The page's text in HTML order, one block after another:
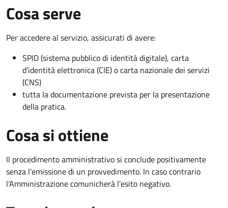
Cosa serve
Per accedere al servizio, assicurati di avere:
SPID (sistema pubblico di identità digitale), carta
d’identità elettronica (CIE) o carta nazionale dei servizi
(CNS)
tutta la documentazione prevista per la presentazione
della pratica.
Cosa si ottiene
Il procedimento amministrativo si conclude positivamente
senza l’emissione di un provvedimento. In caso contrario
l’Amministrazione comunicherà l’esito negativo.